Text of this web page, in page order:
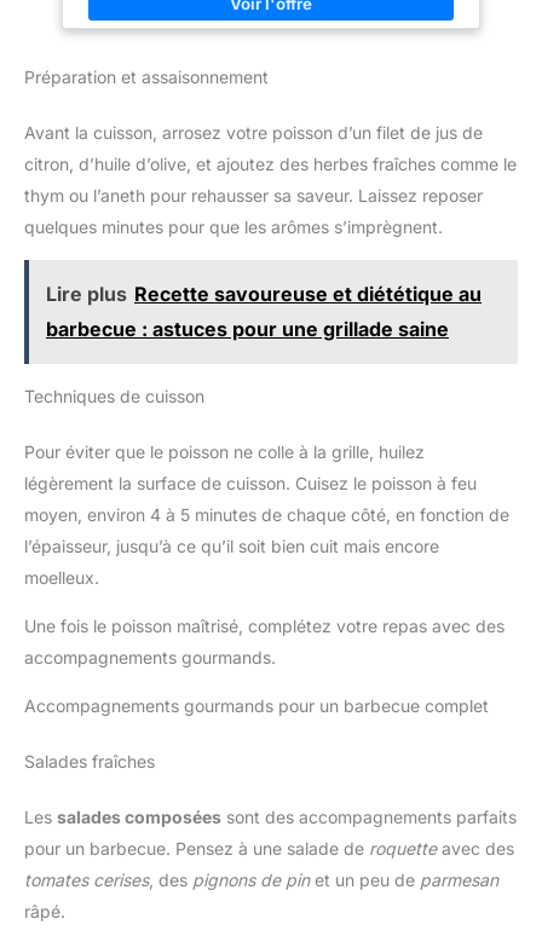
maille pour protéger les poissons capturés contre les
dommages ; il offre également une bonne ventilation et un bon
et d'utilisations de pêche, le filet de pêche à cordon peut
à bien faire des activités de pêche en plein air. Service Après-
veuillez nous contacter et nous vous aiderons à le résoudre
Préparation et assaisonnement
Avant la cuisson, arrosez votre poisson d’un filet de jus de
citron, d’huile d’olive, et ajoutez des herbes fraîches comme le
thym ou l’aneth pour rehausser sa saveur. Laissez reposer
quelques minutes pour que les arômes s’imprègnent.
Lire plus Recette savoureuse et diététique au
barbecue : astuces pour une grillade saine
Techniques de cuisson
Pour éviter que le poisson ne colle à la grille, huilez
légèrement la surface de cuisson. Cuisez le poisson à feu
moyen, environ 4 à 5 minutes de chaque côté, en fonction de
l’épaisseur, jusqu’à ce qu’il soit bien cuit mais encore
moelleux.
Une fois le poisson maîtrisé, complétez votre repas avec des
accompagnements gourmands.
Accompagnements gourmands pour un barbecue complet
Salades fraîches
Les salades composées sont des accompagnements parfaits
pour un barbecue. Pensez à une salade de roquetteavec des
tomates cerises, des pignons de pinet un peu de parmesan
râpé.